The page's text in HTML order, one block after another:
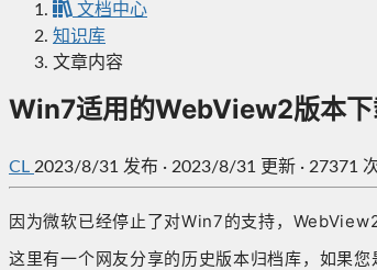
文档中心
知识库
文章内容
Win7适用的WebView2版本
CL 2023/8/31 发布 · 2023/8/31 更新 · 27371
因为微软已经停止了对Win7的支持，
这里有一个网友分享的历史版本归档库，如果